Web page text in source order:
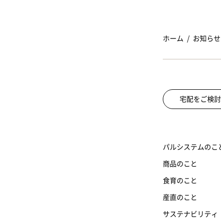
ホーム お知らせ
宅配をご検
パルシステムのこ
商品のこと
食育のこと
産直のこと
サステナビリティ